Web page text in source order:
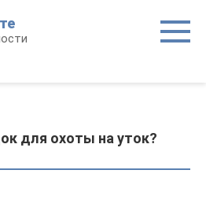
для охоты на уток?